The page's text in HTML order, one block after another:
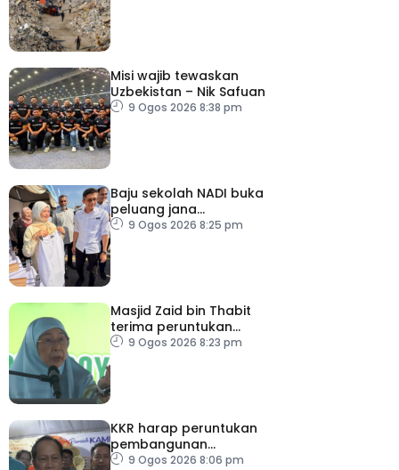
Misi wajib tewaskan
Uzbekistan – Nik Safuan
9 Ogos 2026 8:38 pm
Baju sekolah NADI buka
peluang jana
pendapatan, bantu
9 Ogos 2026 8:25 pm
Masjid Zaid bin Thabit
terima peruntukan
RM100,000
9 Ogos 2026 8:23 pm
KKR harap peruntukan
pembangunan
ditingkatkan
9 Ogos 2026 8:06 pm